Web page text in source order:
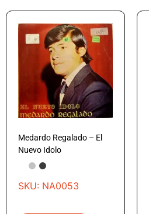
Medardo Regalado – El
Nuevo Idolo
SKU: NA0053